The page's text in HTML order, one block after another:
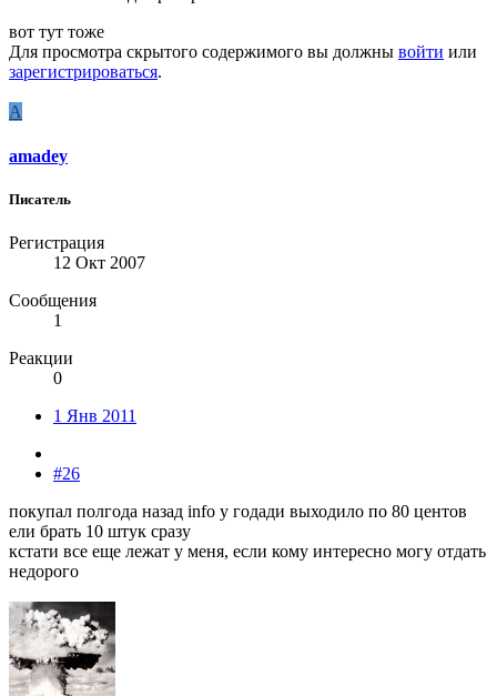
вот тут тоже
Для просмотра скрытого содержимого вы должны войти или
зарегистрироваться.
A
amadey
Писатель
Регистрация
12 Окт 2007
Сообщения
1
Реакции
0
1 Янв 2011
#26
покупал полгода назад info у годади выходило по 80 центов
ели брать 10 штук сразу
кстати все еще лежат у меня, если кому интересно могу отдать
недорого